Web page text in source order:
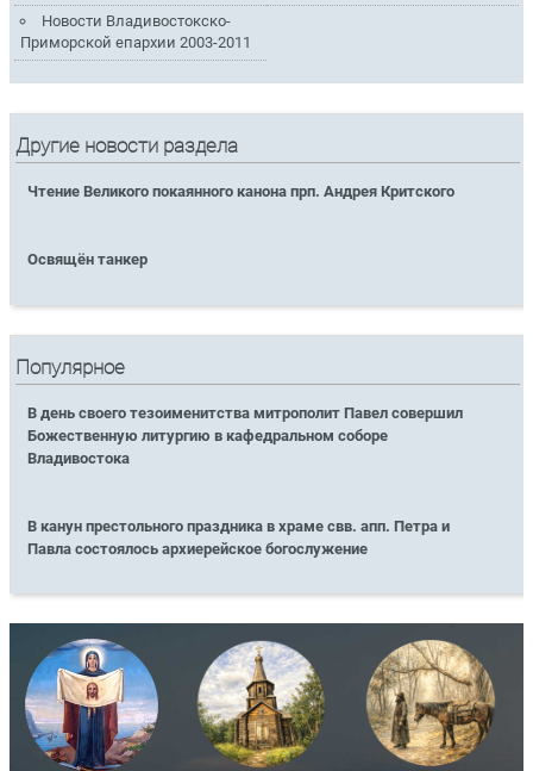
Новости Владивостокско-
Приморской епархии 2003-2011
Другие новости раздела
Чтение Великого покаянного канона прп. Андрея Критского
Освящён танкер
Популярное
В день своего тезоименитства митрополит Павел совершил
Божественную литургию в кафедральном соборе
Владивостока
В канун престольного праздника в храме свв. апп. Петра и
Павла состоялось архиерейское богослужение